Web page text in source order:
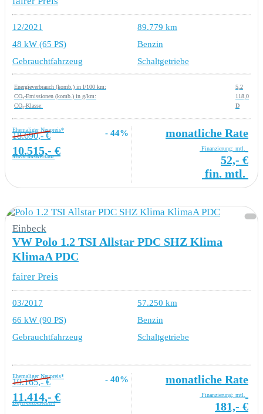
12/2021
89.779 km
48 kW (65 PS)
Benzin
Gebrauchtfahrzeug
Schaltgetriebe
Energieverbrauch (komb.) in l/100 km:
5,2
CO₂-Emissionen (komb.) in g/km:
118,0
CO₂-Klasse:
D
Ehemaliger Neupreis*
18.690,- € - 44%
10.515,- €
MwSt ausweisbar
monatliche Rate
Finanzierung: mtl.
52,- €
fin. mtl.
Einbeck
VW Polo 1.2 TSI Allstar PDC SHZ Klima
KlimaA PDC
fairer Preis
03/2017
57.250 km
66 kW (90 PS)
Benzin
Gebrauchtfahrzeug
Schaltgetriebe
Ehemaliger Neupreis*
19.165,- € - 40%
11.414,- €
Differenzbesteuert
monatliche Rate
Finanzierung: mtl.
181,- €